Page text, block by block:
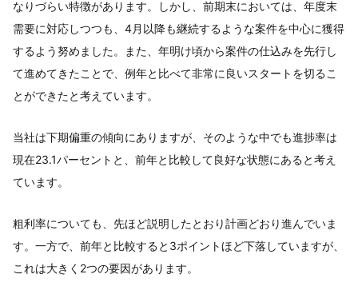
なりづらい特徴があります。しかし、前期末においては、年度末
需要に対応しつつも、4月以降も継続するような案件を中心に獲得
するよう努めました。また、年明け頃から案件の仕込みを先行し
て進めてきたことで、例年と比べて非常に良いスタートを切るこ
とができたと考えています。
当社は下期偏重の傾向にありますが、そのような中でも進捗率は
現在23.1パーセントと、前年と比較して良好な状態にあると考え
ています。
粗利率についても、先ほど説明したとおり計画どおり進んでいま
す。一方で、前年と比較すると3ポイントほど下落していますが、
これは大きく2つの要因があります。